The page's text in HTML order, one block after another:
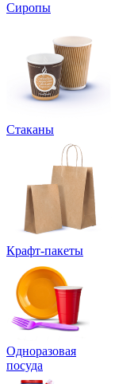
Сиропы
Стаканы
Крафт-пакеты
Одноразовая
посуда